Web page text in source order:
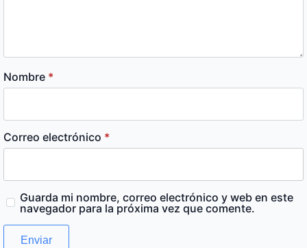
Nombre *
Correo electrónico *
Guarda mi nombre, correo electrónico y web en este
navegador para la próxima vez que comente.